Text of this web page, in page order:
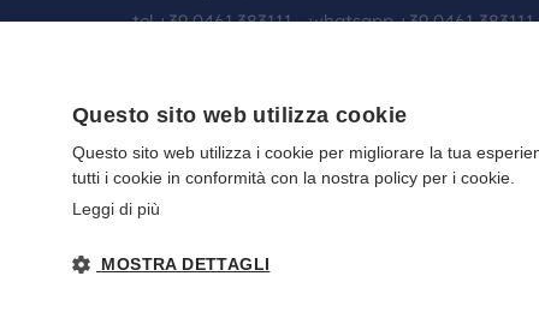
tel+39 0461.383111- whatsapp+39 0461 383111
Questo sito web utilizza cookie
Questo sito web utilizza i cookie per migliorare la tua
tutti i cookie in conformità con la nostra policy per i cookie.
Leggi di più
MOSTRA DETTAGLI